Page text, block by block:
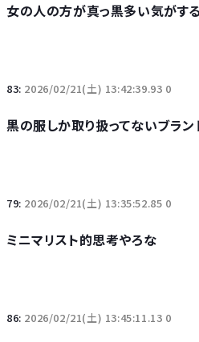
女の人の方が真っ黒多い気がする
83: 2026/02/21(土) 13:42:39.93 0
黒の服しか取り扱ってないブラ
79: 2026/02/21(土) 13:35:52.85 0
ミニマリスト的思考やろな
86: 2026/02/21(土) 13:45:11.13 0